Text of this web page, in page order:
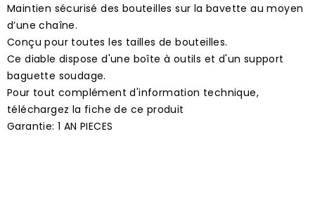
Maintien sécurisé des bouteilles sur la bavette au moyen
d’une chaîne.
Conçu pour toutes les tailles de bouteilles.
Ce diable dispose d'une boîte à outils et d'un support
baguette soudage.
Pour tout complément d'information technique,
téléchargez la fiche de ce produit
Garantie: 1 AN PIECES